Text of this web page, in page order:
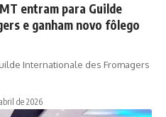
entram para Guilde
e ganham novo fôlego
Internationale des Fromagers
de 2026